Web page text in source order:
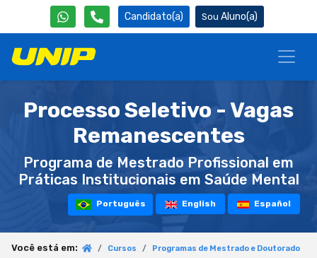
Candidato(a) Aluno(a)
Processo Seletivo - Vagas
Remanescentes
Programa de Mestrado Profissional em
Práticas Institucionais em Saúde Mental
Português English Español
Você está em: Cursos
Programas de Mestrado e Doutorado